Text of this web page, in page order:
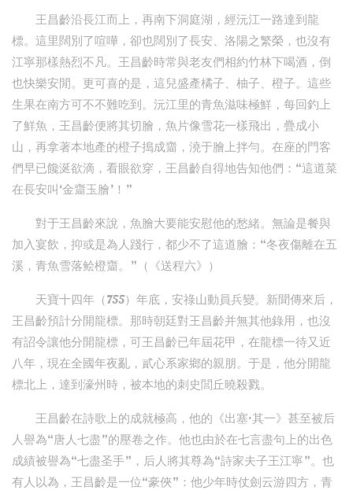
王昌齡沿長江而上，再南下洞庭湖，經沅江一路達到龍
標。這里闊別了喧嘩，卻也闊別了長安、洛陽之繁榮，也沒有
江寧那樣熱烈不凡。王昌齡時常與老友們相約竹林下喝酒，倒
也快樂安閒。更可喜的是，這兒盛產橘子、柚子、橙子。這些
生果在南方可不不難吃到。沅江里的青魚滋味極鮮，每回釣上
了鮮魚，王昌齡便將其切膾，魚片像雪花一樣飛出，疊成小
山，再拿著本地產的橙子搗成齏，澆于膾上拌勻。在座的門客
們早已饞涎欲滴，看眼欲穿，王昌齡自得地告知他們：“這道菜
在長安叫‘金齏玉膾’！”
對于王昌齡來說，魚膾大要能安慰他的愁緒。無論是餐與
加入宴飲，抑或是為人踐行，都少不了這道膾：“冬夜傷離在五
溪，青魚雪落鲙橙齏。”（《送程六》）
天寶十四年（755）年底，安祿山動員兵變。新聞傳來后，
王昌齡預計分開龍標。那時朝廷對王昌齡并無其他錄用，也沒
有詔令讓他分開龍標，可王昌齡已年屆花甲，在龍標一待又近
八年，現在全國年夜亂，貳心系家鄉的親朋。于是，他分開龍
標北上，達到濠州時，被本地的刺史閭丘曉殺戮。
王昌齡在詩歌上的成就極高，他的《出塞·其一》甚至被后
人譽為“唐人七盡”的壓卷之作。他也由於在七言盡句上的出色
成績被譽為“七盡圣手”，后人將其尊為“詩家夫子王江寧”。也
有人以為，王昌齡是一位“豪俠”：他少年時仗劍云游四方，青